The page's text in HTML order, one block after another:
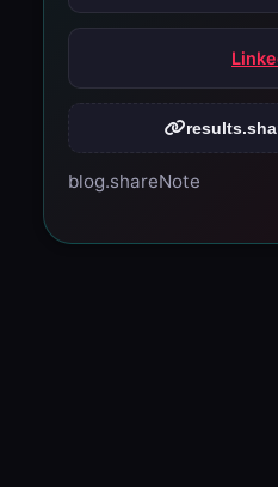
blog.shareNote